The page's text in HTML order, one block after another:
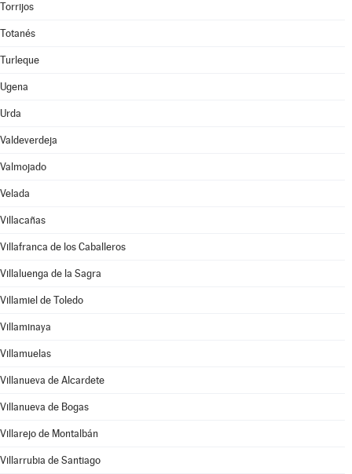
Torrijos
Totanés
Turleque
Ugena
Urda
Valdeverdeja
Valmojado
Velada
Villacañas
Villafranca de los Caballeros
Villaluenga de la Sagra
Villamiel de Toledo
Villaminaya
Villamuelas
Villanueva de Alcardete
Villanueva de Bogas
Villarejo de Montalbán
Villarrubia de Santiago